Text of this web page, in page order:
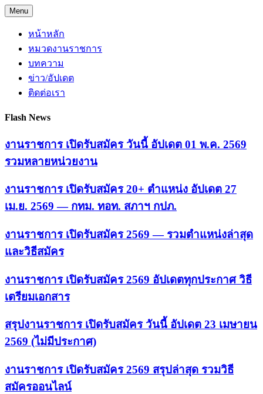
Skip
to
content
Menu
หน้าหลัก
หมวดงานราชการ
บทความ
ข่าว/อัปเดต
ติดต่อเรา
Flash News
งานราชการ เปิดรับสมัคร วันนี้ อัปเดต 01 พ.ค. 2569
รวมหลายหน่วยงาน
งานราชการ เปิดรับสมัคร 20+ ตำแหน่ง อัปเดต 27
เม.ย. 2569 — กทม. ทอท. สภาฯ กปภ.
งานราชการ เปิดรับสมัคร 2569 — รวมตำแหน่งล่าสุด
และวิธีสมัคร
งานราชการ เปิดรับสมัคร 2569 อัปเดตทุกประกาศ วิธี
เตรียมเอกสาร
สรุปงานราชการ เปิดรับสมัคร วันนี้ อัปเดต 23 เมษายน
2569 (ไม่มีประกาศ)
งานราชการ เปิดรับสมัคร 2569 สรุปล่าสุด รวมวิธี
สมัครออนไลน์